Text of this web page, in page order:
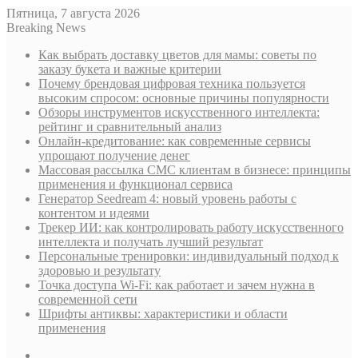
Пятница, 7 августа 2026
Breaking News
Как выбрать доставку цветов для мамы: советы по
заказу букета и важные критерии
Почему брендовая цифровая техника пользуется
высоким спросом: основные причины популярности
Обзоры инструментов искусственного интеллекта:
рейтинг и сравнительный анализ
Онлайн-кредитование: как современные сервисы
упрощают получение денег
Массовая рассылка СМС клиентам в бизнесе: принципы
применения и функционал сервиса
Генератор Seedream 4: новый уровень работы с
контентом и идеями
Трекер ИИ: как контролировать работу искусственного
интеллекта и получать лучший результат
Персональные тренировки: индивидуальный подход к
здоровью и результату
Точка доступа Wi-Fi: как работает и зачем нужна в
современной сети
Шрифты антиквы: характеристики и области
применения